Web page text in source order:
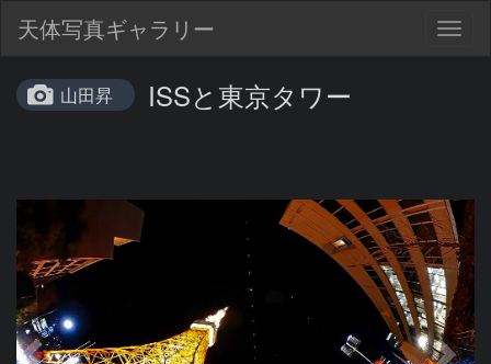
天体写真ギャラリー
山田昇 ISSと東京タワー